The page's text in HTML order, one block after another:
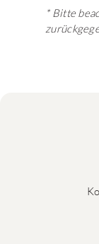
* Bitte